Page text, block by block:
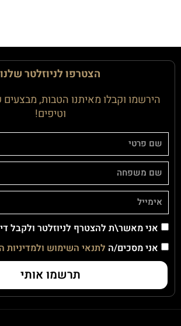
הצטרפו לניוזלטר שלנו
הירשמו וקבלו מאיתנו הטבות, מבצעים
וטיפים!
אני מאשר\ת להצטרף לניוזלטר ולקבל
אני מסכים/ה לתנאי השימוש ולמדיניות
תרשמו אותי